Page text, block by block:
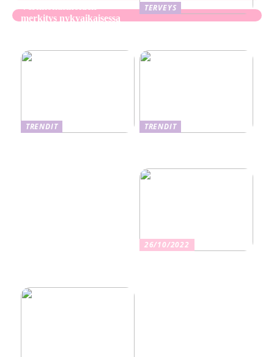
merkitys nykyaikaisessa
TERVEYS
TRENDIT
TRENDIT
26/10/2022